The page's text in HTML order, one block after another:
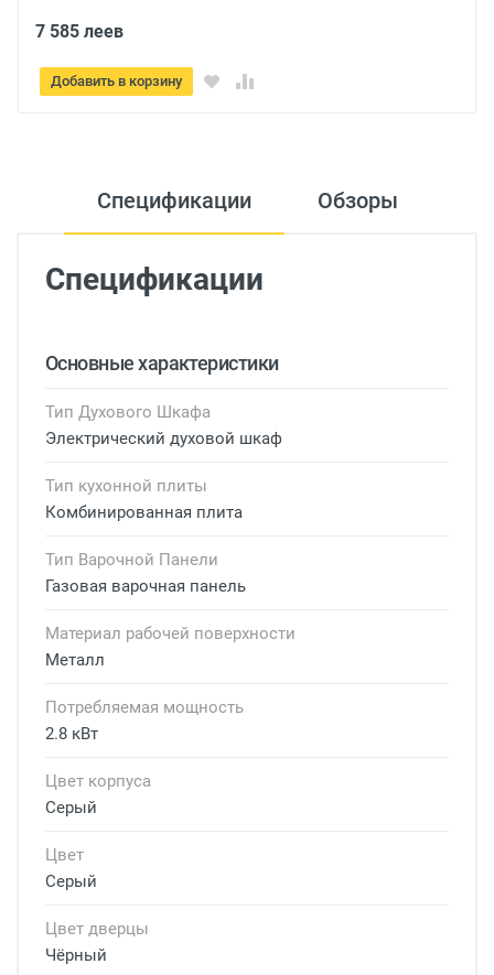
Добавить в корзину
Спецификации Обзоры
Спецификации
Основные характеристики
Тип Духового Шкафа
Электрический духовой шкаф
Тип кухонной плиты
Комбинированная плита
Тип Варочной Панели
Газовая варочная панель
Материал рабочей поверхности
Металл
Потребляемая мощность
2.8 кВт
Цвет корпуса
Серый
Цвет
Серый
Цвет дверцы
Чёрный